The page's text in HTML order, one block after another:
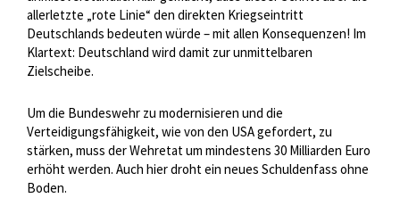
allerletzte „rote Linie“ den direkten Kriegseintritt
Deutschlands bedeuten würde – mit allen Konsequenzen! Im
Klartext: Deutschland wird damit zur unmittelbaren
Zielscheibe.
Um die Bundeswehr zu modernisieren und die
Verteidigungsfähigkeit, wie von den USA gefordert, zu
stärken, muss der Wehretat um mindestens 30 Milliarden Euro
erhöht werden. Auch hier droht ein neues Schuldenfass ohne
Boden.